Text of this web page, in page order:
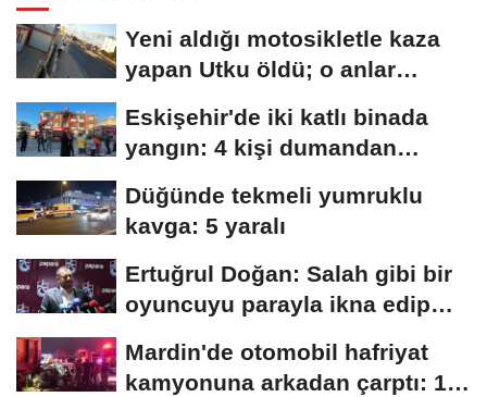
Yeni aldığı motosikletle kaza
yapan Utku öldü; o anlar
Eskişehir'de iki katlı binada
yangın: 4 kişi dumandan
Düğünde tekmeli yumruklu
kavga: 5 yaralı
Ertuğrul Doğan: Salah gibi bir
oyuncuyu parayla ikna edip
Mardin'de otomobil hafriyat
kamyonuna arkadan çarptı: 1